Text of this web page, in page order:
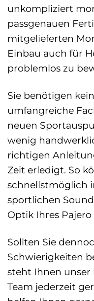
unkompliziert
passgenauen
mitgelieferten
Einbau auch für
problemlos zu
Sie benötigen
umfangreiche
neuen
wenig
richtigen
Zeit erledigt. So
schnellstmöglich
sportlichen
Optik Ihres
Sollten Sie
Schwierigkeiten
steht Ihnen
Team jederzeit